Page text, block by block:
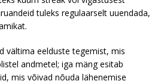
tuleks regulaarselt uuendada,
vältima eelduste tegemist, mis
andmetel; iga mäng esitab
mis võivad nõuda lähenemise